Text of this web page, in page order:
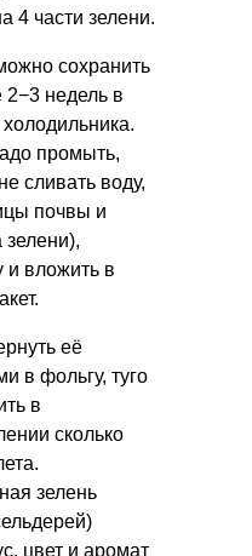
4 части зелени.
сохранить
недель в
промыть,
сливать воду,
почвы и
зелени),
и вложить в
её
в фольгу, туго
в
сколько
зелень
цвет и аромат